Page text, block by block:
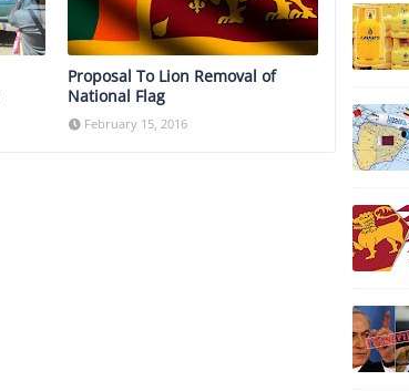
Proposal To Lion Removal of
National Flag
February 15, 2016